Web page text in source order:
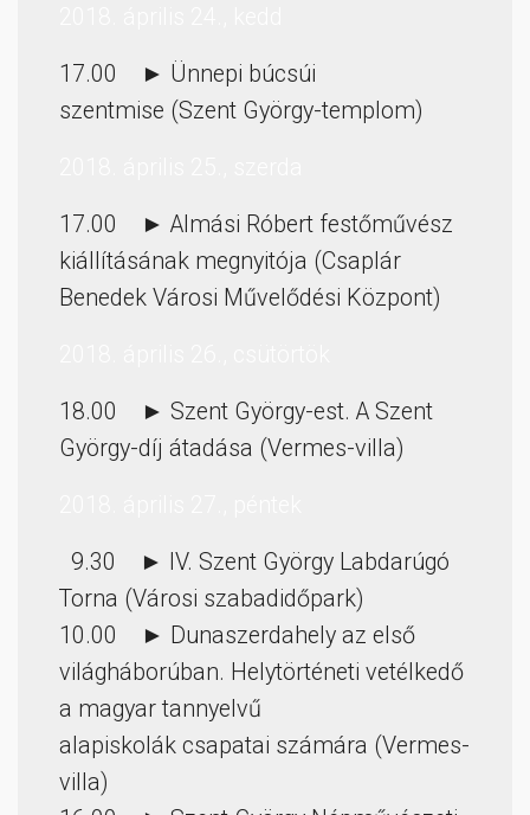
17.00 ► Ünnepi búcsúi
szentmise (Szent György-templom)
17.00 ► Almási Róbert festőművész
kiállításának megnyitója (Csaplár
Benedek Városi Művelődési Központ)
18.00 ► Szent György-est. A Szent
György-díj átadása (Vermes-villa)
9.30 ► IV. Szent György Labdarúgó
Torna (Városi szabadidőpark)
10.00 ► Dunaszerdahely az első
világháborúban. Helytörténeti vetélkedő
a magyar tannyelvű
alapiskolák csapatai számára (Vermes-
villa)